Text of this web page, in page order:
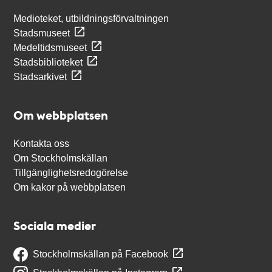
Medioteket, utbildningsförvaltningen
Stadsmuseet
Medeltidsmuseet
Stadsbiblioteket
Stadsarkivet
Om webbplatsen
Kontakta oss
Om Stockholmskällan
Tillgänglighetsredogörelse
Om kakor på webbplatsen
Sociala medier
Stockholmskällan på Facebook